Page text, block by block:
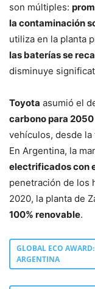
son múltiples:
la contaminación
utiliza en la planta
las baterías se
disminuye
Toyota asumió el
carbono para 2050
vehículos, desde
En Argentina, la
electrificados con
penetración de los
2020, la planta de
100% renovable.
GLOBAL ECO
ARGENTINA